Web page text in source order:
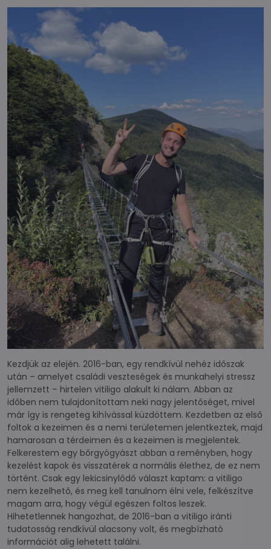
Kezdjük az elején. 2016-ban, egy rendkívül nehéz időszak
után – amelyet családi veszteségek és munkahelyi stressz
jellemzett – hirtelen vitiligo alakult ki nálam. Abban az
időben nem tulajdonítottam neki nagy jelentőséget, mivel
már így is rengeteg kihívással küzdöttem. Kezdetben az első
foltok a kezeimen és a nemi területemen jelentkeztek, majd
hamarosan a térdeimen és a kezeimen is megjelentek.
Felkerestem egy bőrgyógyászt abban a reményben, hogy
kezelést kapok és visszatérek a normális élethez, de ez nem
történt. Csak egy lekicsinylődő választ kaptam: a vitiligo
nem kezelhető, és meg kell tanulnom élni vele, felkészítve
magam arra, hogy végül egészen foltos leszek.
Hihetetlennek hangozhat, de 2016-ban a vitiligo iránti
tudatosság rendkívül alacsony volt, és megbízható
információt alig lehetett találni.